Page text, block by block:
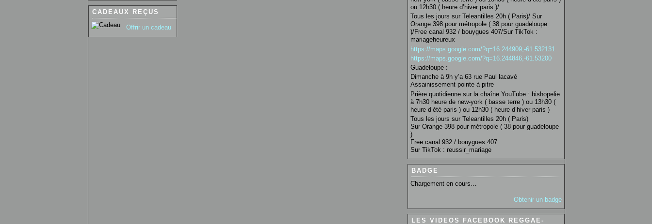
CADEAUX REÇUS
Offrir un cadeau
ou 12h30 ( heure d’hiver paris )/
Tous les jours sur Teleantilles 20h ( Paris)/ Sur
Orange 398 pour métropole ( 38 pour guadeloupe
)/Free canal 932 / bouygues 407/Sur TikTok :
mariageheureux
https://maps.google.com/?q=16.244909,-61.532131
https://maps.google.com/?q=16.244846,-61.53200
Guadeloupe :
Dimanche à 9h y’a 63 rue Paul lacavé
Assainissement pointe à pitre
Prière quotidienne sur la chaîne YouTube : bishopelie
à 7h30 heure de new-york ( basse terre ) ou 13h30 (
heure d’été paris ) ou 12h30 ( heure d’hiver paris )
Tous les jours sur Teleantilles 20h ( Paris)
Sur Orange 398 pour métropole ( 38 pour guadeloupe
)
Free canal 932 / bouygues 407
Sur TikTok : reussir_mariage
BADGE
Chargement en cours…
Obtenir un badge
LES VIDEOS FACEBOOK REGGAE-